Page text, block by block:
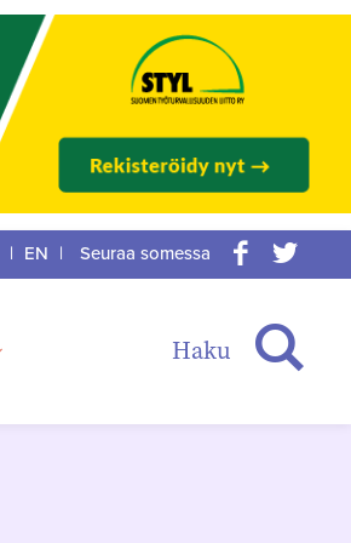
Haku
| EN |
Seuraa somessa